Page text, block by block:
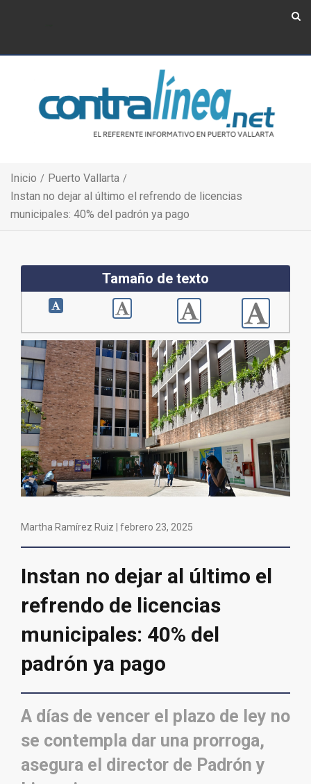
Inicio
Puerto Vallarta
Instan no dejar al último el refrendo de licencias
municipales: 40% del padrón ya pago
Tamaño de texto
Martha Ramírez Ruiz | febrero 23, 2025
Instan no dejar al último el
refrendo de licencias
municipales: 40% del
padrón ya pago
A días de vencer el plazo de ley no
se contempla dar una prorroga,
asegura el director de Padrón y